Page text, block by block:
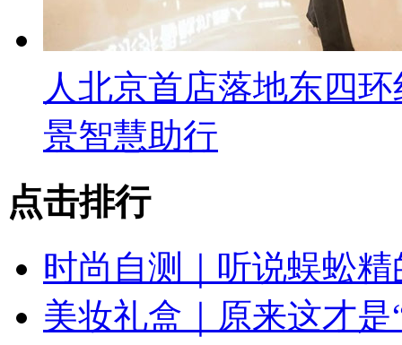
人北京首店落地东四
景智慧助行
点击排行
时尚自测｜听说蜈蚣
美妆礼盒｜原来这才